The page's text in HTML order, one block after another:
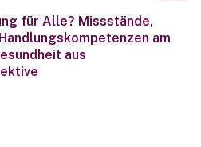
für Alle? Missstände,
am
aus